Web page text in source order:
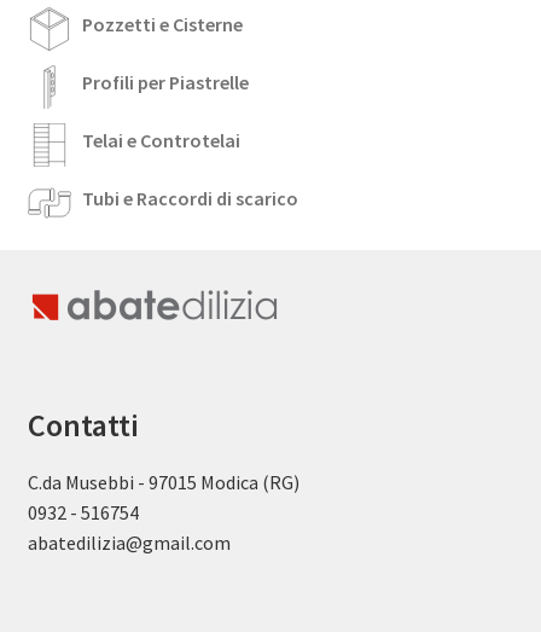
Pozzetti e Cisterne
Profili per Piastrelle
Telai e Controtelai
Tubi e Raccordi di scarico
Contatti
C.da Musebbi - 97015 Modica (RG)
0932 - 516754
abatedilizia@gmail.com